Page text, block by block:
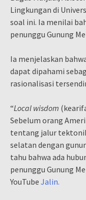
Lingkungan di
soal ini. Ia menilai
penunggu Gunung
Ia menjelaskan
dapat dipahami
rasionalisasi
“Local wisdom
Sebelum orang
tentang jalur
selatan dengan
tahu bahwa ada
penunggu Gunung
YouTube Jalin.